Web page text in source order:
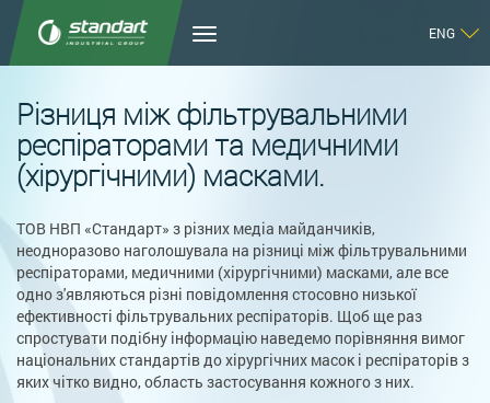
ENG
Різниця між фільтрувальними
респіраторами та медичними
(хірургічними) масками.
ТОВ НВП «Стандарт» з різних медіа майданчиків,
неодноразово наголошувала на різниці між фільтрувальними
респіраторами, медичними (хірургічними) масками, але все
одно з'являються різні повідомлення стосовно низької
ефективності фільтрувальних респіраторів. Щоб ще раз
спростувати подібну інформацію наведемо порівняння вимог
національних стандартів до хірургічних масок і респіраторів з
яких чітко видно, область застосування кожного з них.